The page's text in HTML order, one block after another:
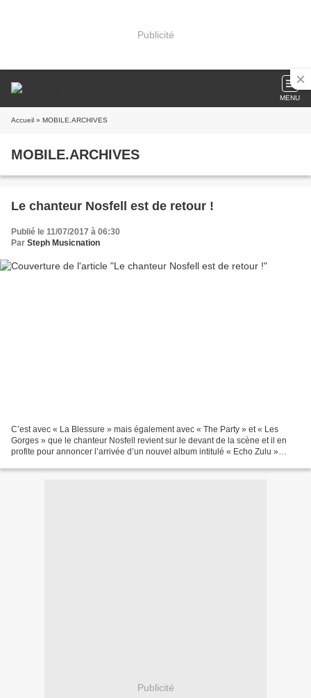
Publicité
MENU
Accueil » MOBILE.ARCHIVES
MOBILE.ARCHIVES
Le chanteur Nosfell est de retour !
Publié le 11/07/2017 à 06:30
Par Steph Musicnation
C’est avec « La Blessure » mais également avec « The Party » et « Les
Gorges » que le chanteur Nosfell revient sur le devant de la scène et il en
profite pour annoncer l’arrivée d’un nouvel album intitulé « Echo Zulu »
Publicité